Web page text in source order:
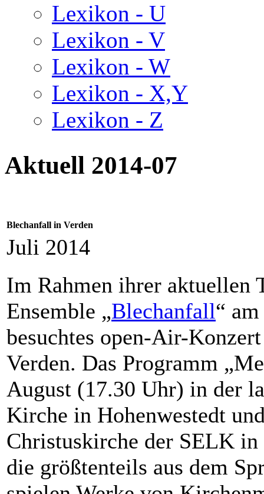
Lexikon - U
Lexikon - V
Lexikon - W
Lexikon - X,Y
Lexikon - Z
Aktuell 2014-07
Blechanfall in Verden
Juli 2014
Im Rahmen ihrer aktuellen
Ensemble „Blechanfall“
besuchtes open-Air-
Verden. Das Programm
August (17.30 Uhr) in der
Kirche in Hohenwestedt
Christuskirche der SELK
die größtenteils aus dem